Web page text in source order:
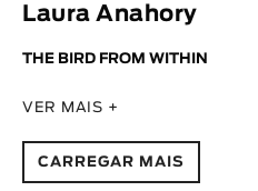
Laura Anahory
THE BIRD FROM WITHIN
VER MAIS +
CARREGAR MAIS